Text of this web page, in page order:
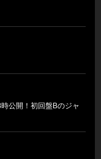
公開！初回盤Bのジャ